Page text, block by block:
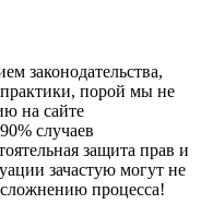
законодательства,
порой мы не
на сайте
случаев
защита прав и
зачастую могут не
процесса!